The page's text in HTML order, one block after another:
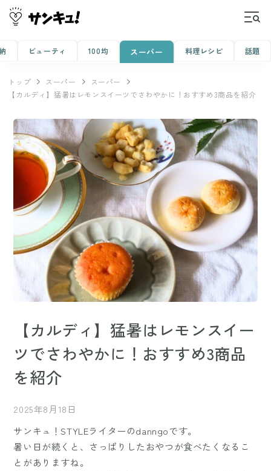
ビューティ 100均 スーパー 料理レシピ 話題
トップ スーパー
スーパー
【カルディ】猛暑はレモンスイーツでさわやかに！おすすめ3商品を紹介
【カルディ】猛暑はレモンスイー
ツでさわやかに！おすすめ3商品
を紹介
2025年8月18日
サンキュ！STYLEライターのdanngoです。
暑い日が続くと、さっぱりしたおやつが食べたくなるこ
とがありますね。